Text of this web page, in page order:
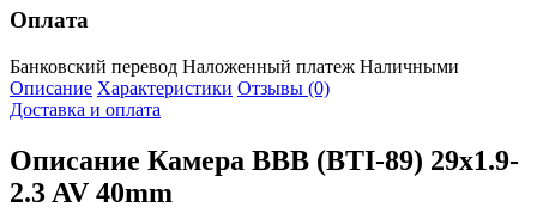
Оплата
Банковский перевод Наложенный платеж Наличными
Описание Характеристики Отзывы (0)
Доставка и оплата
Описание Камера ВВВ (BTI-89) 29x1.9-
2.3 AV 40mm